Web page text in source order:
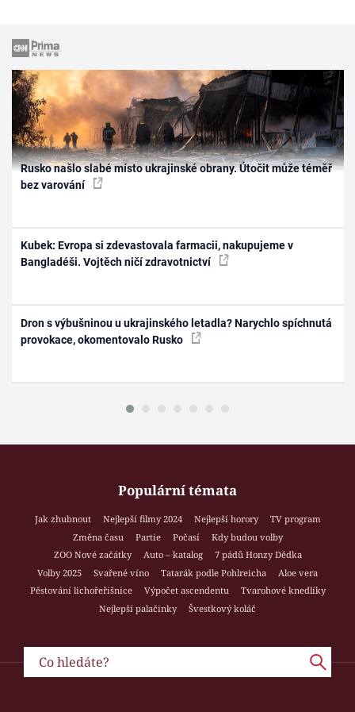
Rusko našlo slabé místo ukrajinské obrany. Útočit může téměř
bez varování
Kubek: Evropa si zdevastovala farmacii, nakupujeme v
Bangladéši. Vojtěch ničí zdravotnictví
Dron s výbušninou u ukrajinského letadla? Narychlo spíchnutá
provokace, okomentovalo Rusko
Populární témata
Jak zhubnout Nejlepší filmy 2024 Nejlepší horory
TV program
Změna času
Partie Počasí
Kdy budou volby
ZOO Nové začátky
Auto – katalog
7 pádů Honzy Dědka
Volby 2025
Svařené víno Tatarák podle Pohlreicha
Aloe vera
Pěstování lichořeřišnice
Výpočet ascendentu
Tvarohové knedlíky
Nejlepší palačinky
Švestkový koláč